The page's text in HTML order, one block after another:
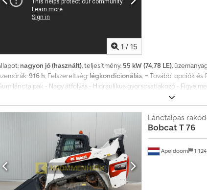
Pénzvisszafizetési garancia ✔ Biztonságos és rugalmas fizetési
számos hasznos eszközt és információt kínálunk valamennyi
elérhető módon.
1 / 15
nagyon jó (használt), teljesítmény: 55 kW (74,78 LE),
916 h, Felszereltség: légkondicionálás, = További opciók és
- Nagy átfolyás - Hidraulikus gyorscsatlakozó -
Megjegyzések = Hajtáslánc Kibocsátási szint (Tier): Stage V / Tier IV
CE Hidraulikus gyorscsatlakozó, 2 sebesség, nagy kijelző,
információk = Credpfjxn S Rbox Ag Ijf Műszaki adatok Hengerek
kialakítása: merev Kormányzás: rúd Motormárka: Bobcat Saját tömeg:
Funkcionális Gyorscsatlakozórendszer: Igen CE-jelölés: igen Állapot
Apeldoorn 1
Lánctalpas
Bobcat T 76